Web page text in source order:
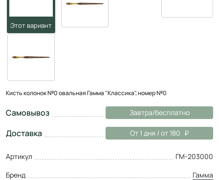
Кисть колонок №0 овальная Гамма "Классика", номер №0
Самовывоз Завтра/бесплатно
Доставка От 1 дня / от 180
Артикул
ГМ-203000
Бренд
Гамма